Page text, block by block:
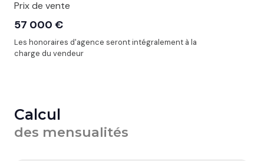
Prix de vente
57 000 €
Les honoraires d'agence seront intégralement à la
charge du vendeur
Calcul
des mensualités